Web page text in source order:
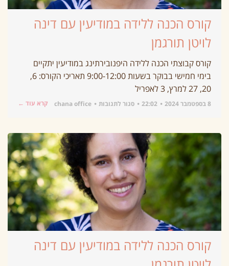
קורס הכנה ללידה במודיעין עם דינה
לויטן תורגמן
קורס קבוצתי הכנה ללידה היפנובירתינג במודיעין יתקיים
בימי חמישי בבוקר בשעות 9:00-12:00 תאריכי הקורס: 6,
20, 27 למרץ, 3 לאפריל
8 בספטמבר 2024 22:02 סגור לתגובות chana office קרא עוד ←
קורס הכנה ללידה במודיעין עם דינה